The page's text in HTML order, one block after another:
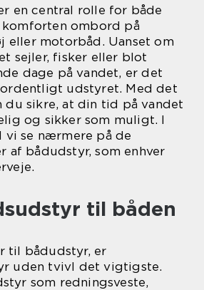
en central rolle for både
ombord på
eller motorbåd. Uanset om
sejler, fisker eller blot
dage på vandet, er det
udstyret. Med det
du sikre, at din tid på vandet
og sikker som muligt. I
vi se nærmere på de
af bådudstyr, som enhver
til båden
til bådudstyr, er
uden tvivl det vigtigste.
som redningsveste,